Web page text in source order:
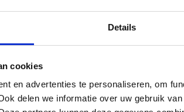
Details
cookies
en advertenties te personaliseren, om
delen we informatie over uw gebruik